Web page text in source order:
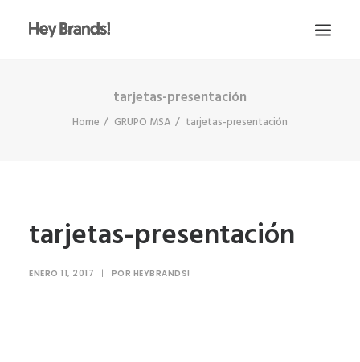
CONÓCENOS
ESCRÍBENOS
tarjetas-presentación
Home GRUPO MSA tarjetas-presentación
tarjetas-presentación
ENERO 11, 2017 | POR HEYBRANDS!